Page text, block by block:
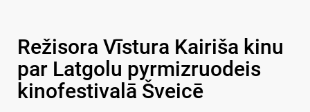
Režisora Vīstura Kairiša kinu
par Latgolu pyrmizruodeis
kinofestivalā Šveicē